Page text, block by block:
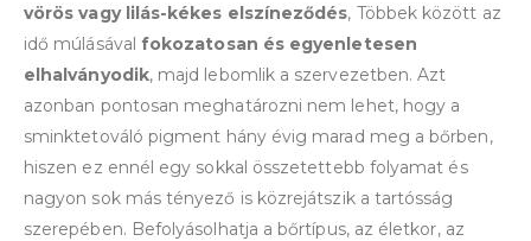
vörös vagy lilás-kékes elszíneződés, Többek között az
idő múlásával fokozatosan és egyenletesen
elhalványodik, majd lebomlik a szervezetben. Azt
azonban pontosan meghatározni nem lehet, hogy a
sminktetováló pigment hány évig marad meg a bőrben,
hiszen ez ennél egy sokkal összetettebb folyamat és
nagyon sok más tényező is közrejátszik a tartósság
szerepében. Befolyásolhatja a bőrtípus, az életkor, az